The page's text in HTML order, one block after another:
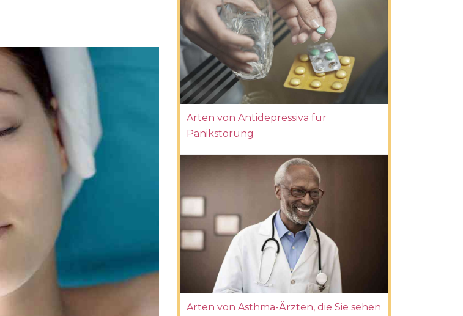
Arten von Antidepressiva für
Panikstörung
Arten von Asthma-Ärzten, die Sie sehen